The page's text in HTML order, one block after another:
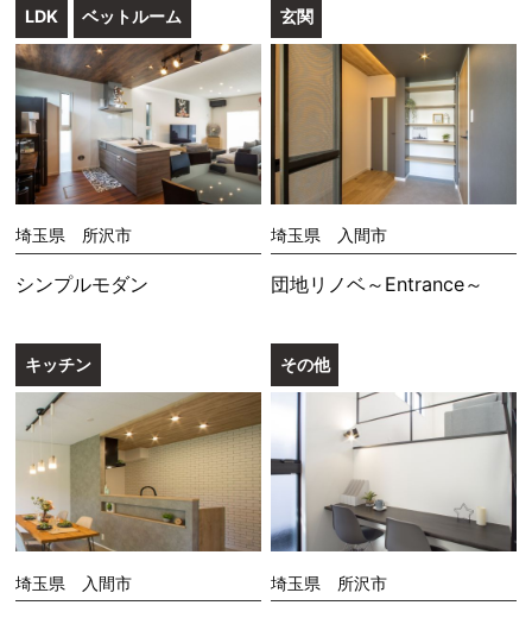
LDK ベットルーム
埼玉県 所沢市
シンプルモダン
玄関
埼玉県 入間市
団地リノベ～Entrance～
キッチン
埼玉県 入間市
その他
埼玉県 所沢市